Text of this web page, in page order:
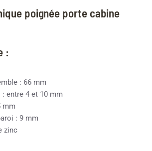
poignée porte cabine
:
: 66 mm
entre 4 et 10 mm
mm
: 9 mm
zinc